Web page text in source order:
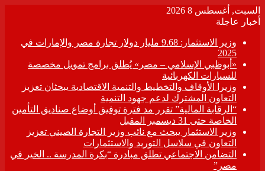
السبت, أغسطس 8 2026
أخبار عاجلة
وزير الاستثمار: 9.68 مليار دولار تجارة مصر والإمارات في
2025
«أبوظبي الإسلامي – مصر» يُطلق برامج تمويل مخصصة
للسيارات الكهربائية
وزيرا الأوقاف والتخطيط والتنمية الاقتصادية يبحثان تعزيز
التعاون المشترك لدعم جهود التنمية
“الرقابة المالية” تقرر مد فترة توفيق أوضاع صناديق التأمين
الخاصة حتى 31 ديسمبر المقبل
وزير الاستثمار يبحث مع نائب وزير التجارة الصيني تعزيز
التعاون في سلاسل التوريد والاستثمارات
التضامن الاجتماعي تطلق مبادرة “بكرة المدرسة .. الخير في
مصر”